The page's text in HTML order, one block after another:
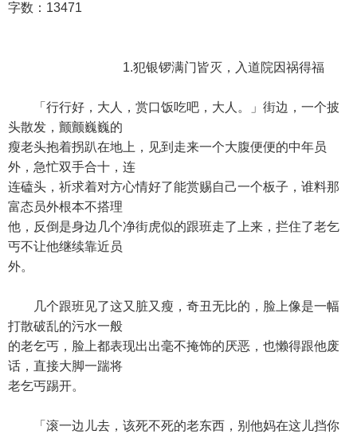
字数：13471
1.犯银锣满门皆灭，入道院因祸得福
「行行好，大人，赏口饭吃吧，大人。」街边，一个披
头散发，颤颤巍巍的
瘦老头抱着拐趴在地上，见到走来一个大腹便便的中年员
外，急忙双手合十，连
连磕头，祈求着对方心情好了能赏赐自己一个板子，谁料那
富态员外根本不搭理
他，反倒是身边几个净街虎似的跟班走了上来，拦住了老乞
丐不让他继续靠近员
外。
几个跟班见了这又脏又瘦，奇丑无比的，脸上像是一幅
打散破乱的污水一般
的老乞丐，脸上都表现出出毫不掩饰的厌恶，也懒得跟他废
话，直接大脚一踹将
老乞丐踢开。
「滚一边儿去，该死不死的老东西，别他妈在这儿挡你